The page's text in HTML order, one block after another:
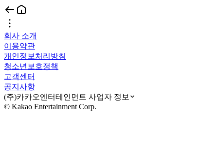
회사 소개
이용약관
개인정보처리방침
청소년보호정책
고객센터
공지사항
(주)카카오엔터테인먼트 사업자 정보
© Kakao Entertainment Corp.